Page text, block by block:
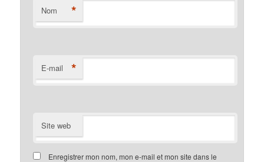
Nom *
E-mail *
Site web
Enregistrer mon nom, mon e-mail et mon site dans le